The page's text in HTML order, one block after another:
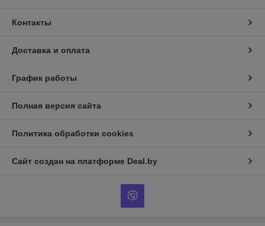
Контакты
Доставка и оплата
График работы
Полная версия сайта
Политика обработки cookies
Сайт создан на платформе Deal.by